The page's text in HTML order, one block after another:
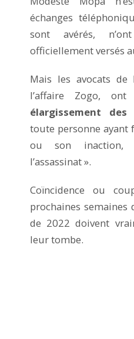
échanges
sont avérés,
officiellement versés
Mais les avocats
l’affaire Zogo,
élargissement des
toute personne ayant
ou son inaction,
l’assassinat ».
Coïncidence ou
prochaines
de 2022 doivent
leur tombe.